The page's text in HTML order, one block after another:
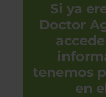
Si ya
Doctor
tenemos
en